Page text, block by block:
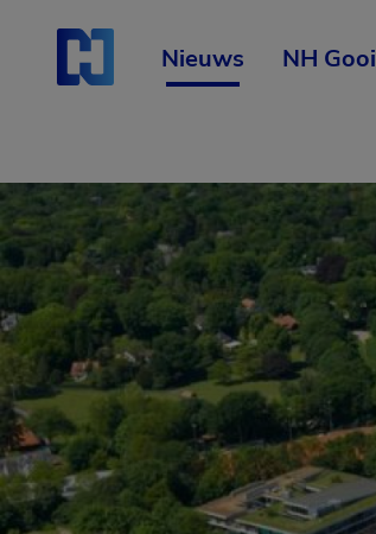
Nieuws NH Gooi